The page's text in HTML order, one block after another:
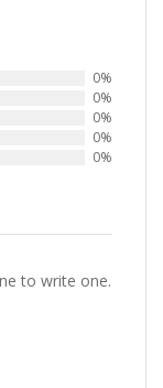
0%
0%
0%
0%
0%
to write one.